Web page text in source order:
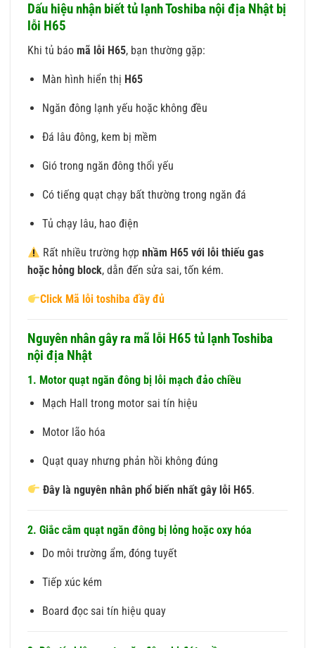
Dấu hiệu nhận biết tủ lạnh Toshiba nội địa Nhật bị
lỗi H65
Khi tủ báo mã lỗi H65, bạn thường gặp:
Màn hình hiển thị H65
Ngăn đông lạnh yếu hoặc không đều
Đá lâu đông, kem bị mềm
Gió trong ngăn đông thổi yếu
Có tiếng quạt chạy bất thường trong ngăn đá
Tủ chạy lâu, hao điện
Rất nhiều trường hợpnhầm H65 với lỗi thiếu gas
hoặc hỏng block, dẫn đến sửa sai, tốn kém.
Click Mã lỗi toshiba đầy đủ
Nguyên nhân gây ra mã lỗi H65 tủ lạnh Toshiba
nội địa Nhật
1. Motor quạt ngăn đông bị lỗi mạch đảo chiều
Mạch Hall trong motor sai tín hiệu
Motor lão hóa
Quạt quay nhưng phản hồi không đúng
Đây là nguyên nhân phổ biến nhất gây lỗi H65.
2. Giắc cắm quạt ngăn đông bị lỏng hoặc oxy hóa
Do môi trường ẩm, đóng tuyết
Tiếp xúc kém
Board đọc sai tín hiệu quay